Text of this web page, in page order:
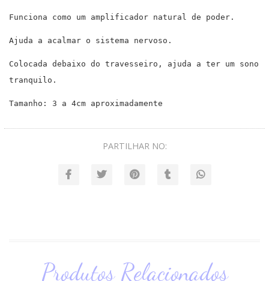
Funciona como um amplificador natural de poder.
Ajuda a acalmar o sistema nervoso.
Colocada debaixo do travesseiro, ajuda a ter um sono
tranquilo.
Tamanho: 3 a 4cm aproximadamente
PARTILHAR NO:
Produtos Relacionados